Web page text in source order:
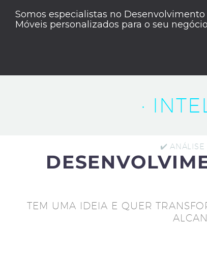
Somos especialistas no
Móveis personalizados para o seu
·
✔️ ANÁLISE
TEM UMA IDEIA E QUER